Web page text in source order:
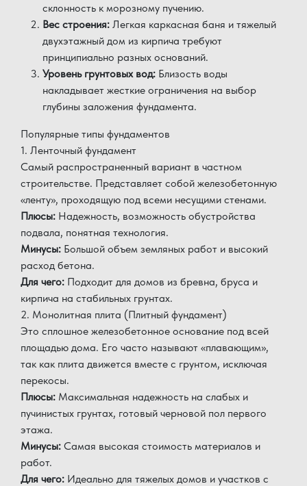
склонность к морозному пучению.
Вес строения: Легкая каркасная баня и тяжелый
двухэтажный дом из кирпича требуют
принципиально разных оснований.
Уровень грунтовых вод: Близость воды
накладывает жесткие ограничения на выбор
глубины заложения фундамента.
Популярные типы фундаментов
1. Ленточный фундамент
Самый распространенный вариант в частном
строительстве. Представляет собой железобетонную
«ленту», проходящую под всеми несущими стенами.
Плюсы: Надежность, возможность обустройства
подвала, понятная технология.
Минусы: Большой объем земляных работ и высокий
расход бетона.
Для чего: Подходит для домов из бревна, бруса и
кирпича на стабильных грунтах.
2. Монолитная плита (Плитный фундамент)
Это сплошное железобетонное основание под всей
площадью дома. Его часто называют «плавающим»,
так как плита движется вместе с грунтом, исключая
перекосы.
Плюсы: Максимальная надежность на слабых и
пучинистых грунтах, готовый черновой пол первого
этажа.
Минусы: Самая высокая стоимость материалов и
работ.
Для чего: Идеально для тяжелых домов и участков с